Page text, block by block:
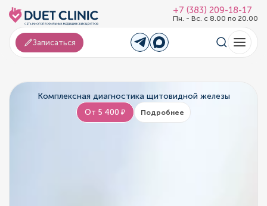
+7 (383) 209-18-17
Пн. - Вс. с 8.00 по 20.00
Записаться
Комплексная диагностика щитовидной железы
От 5 400 ₽ Подробнее